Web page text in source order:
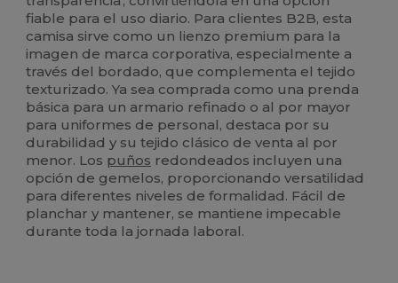
fiable para el uso diario. Para clientes B2B, esta
camisa sirve como un lienzo premium para la
imagen de marca corporativa, especialmente a
través del bordado, que complementa el tejido
texturizado. Ya sea comprada como una prenda
básica para un armario refinado o al por mayor
para uniformes de personal, destaca por su
durabilidad y su tejido clásico de venta al por
menor. Los puños redondeados incluyen una
opción de gemelos, proporcionando versatilidad
para diferentes niveles de formalidad. Fácil de
planchar y mantener, se mantiene impecable
durante toda la jornada laboral.